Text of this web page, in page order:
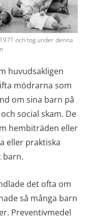
och tog under denna
huvudsakligen
mödrarna som
om sina barn på
social skam. De
hembiträden eller
eller praktiska
barn.
det ofta om
så många barn
Preventivmedel